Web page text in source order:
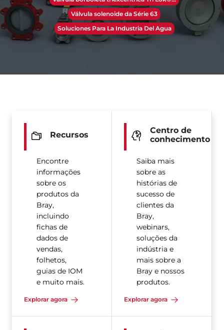
Válvula solenoide da Série 63
Soluciones Para La Industria Del Agua
Recursos
Encontre
informações
sobre os
produtos da
Bray,
incluindo
fichas de
dados de
vendas,
folhetos,
guias de IOM
e muito mais.
Explorar agora
Centro de
conhecimento
Saiba mais
sobre as
histórias de
sucesso de
clientes da
Bray,
webinars,
soluções da
indústria e
mais sobre a
Bray e nossos
produtos.
Explorar agora